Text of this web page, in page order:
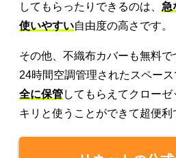
してもらったりできるのは、 急
使いやすい自由度の高さです。
その他、不織布カバーも無料で
24時間空調管理されたスペース
全に保管してもらえてクロー
キリと使うことができて超便利